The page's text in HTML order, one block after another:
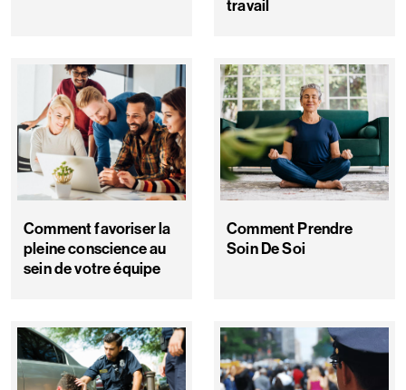
travail
Comment favoriser la
pleine conscience au
sein de votre équipe
Comment Prendre
Soin De Soi